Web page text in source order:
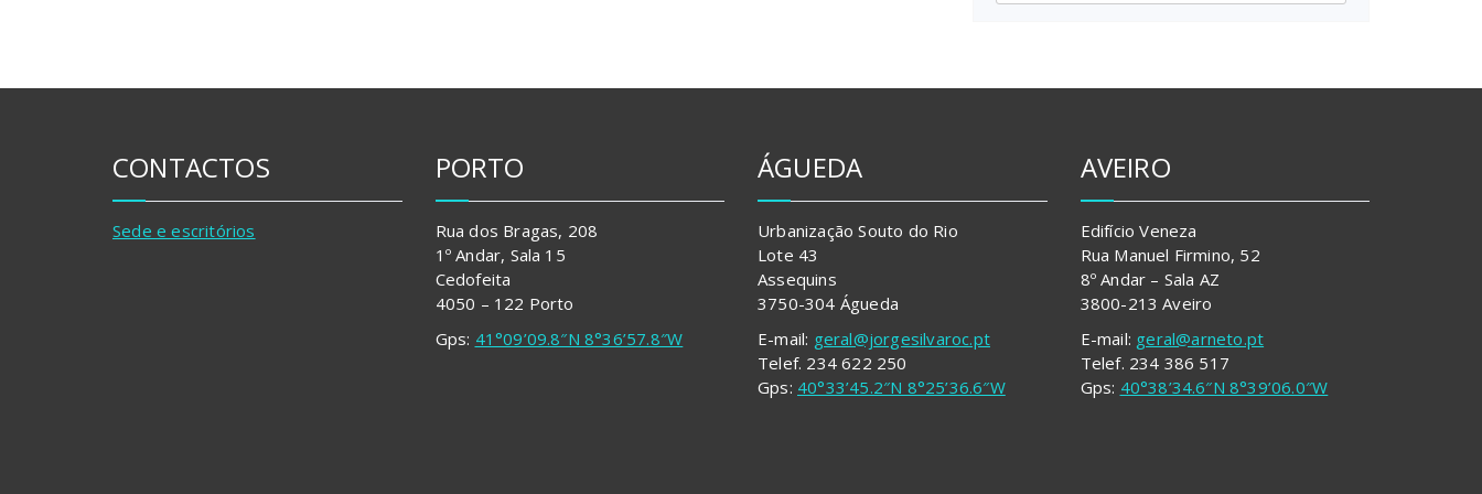
CONTACTOS
Sede e escritórios
PORTO
Rua dos Bragas, 208
1º Andar, Sala 15
Cedofeita
4050 – 122 Porto
Gps: 41°09’09.8″N 8°36’57.8″W
ÁGUEDA
Urbanização Souto do Rio
Lote 43
Assequins
3750-304 Águeda
E-mail: geral@jorgesilvaroc.pt
Telef. 234 622 250
Gps: 40°33’45.2″N 8°25’36.6″W
AVEIRO
Edifício Veneza
Rua Manuel Firmino, 52
8º Andar – Sala AZ
3800-213 Aveiro
E-mail: geral@arneto.pt
Telef. 234 386 517
Gps: 40°38’34.6″N 8°39’06.0″W